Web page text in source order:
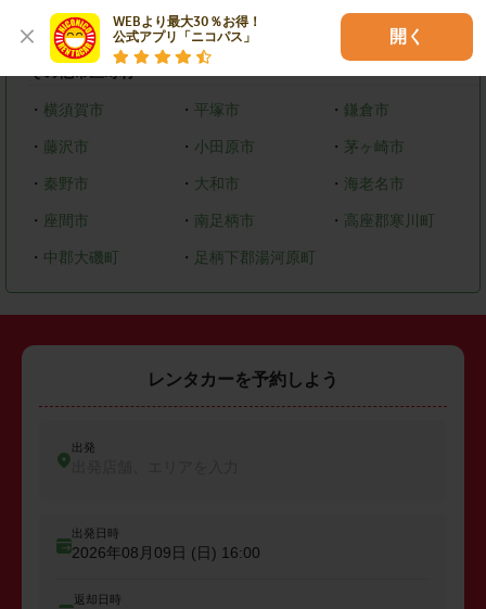
WEBより最大30％お得！
公式アプリ「ニコパス」
開く
緑区 ・中央区 ・
・ 横須賀市 ・ 平塚市 ・ 鎌倉市
・ 藤沢市 ・ 小田原市 ・ 茅ヶ崎市
・ 秦野市 ・ 大和市 ・ 海老名市
・ 座間市 ・ 南足柄市 ・ 高座郡寒川町
・ 中郡大磯町 ・ 足柄下郡湯河原町
レンタカーを予約しよう
出発
出発日時
2026年08月09日 (日) 16:00
返却日時